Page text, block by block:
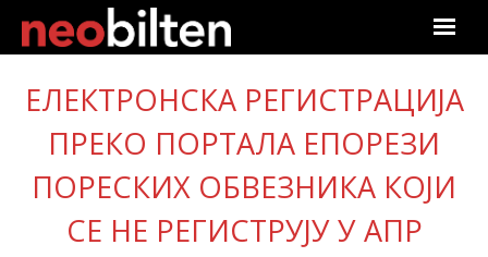
Почетна
Претрага
Актуелно
Подаци
ЕЛЕКТРОНСКА РЕГИСТРАЦИЈА
ПРЕКО ПОРТАЛА ЕПОРЕЗИ
ПОРЕСКИХ ОБВЕЗНИКА КОЈИ
СЕ НЕ РЕГИСТРУЈУ У АПР